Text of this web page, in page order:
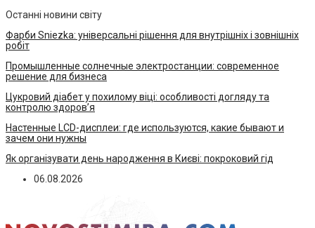
Останні новини світу
Фарби Sniezka: універсальні рішення для внутрішніх і зовнішніх
робіт
Промышленные солнечные электростанции: современное
решение для бизнеса
Цукровий діабет у похилому віці: особливості догляду та
контролю здоров’я
Настенные LCD-дисплеи: где используются, какие бывают и
зачем они нужны
Як організувати день народження в Києві: покроковий гід
06.08.2026